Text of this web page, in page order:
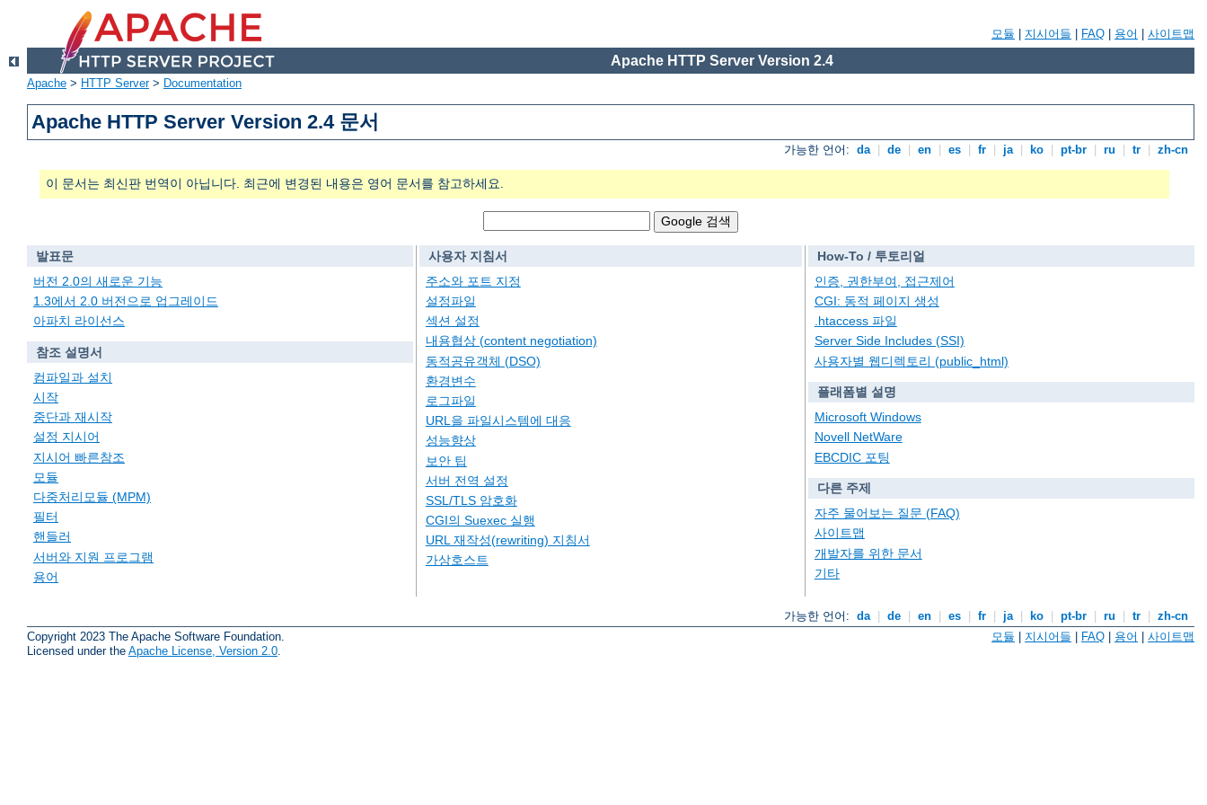
모듈 지시어들 FAQ 용어 사이트맵
Apache HTTP Server Version 2.4
Apache > HTTP Server> Documentation
Apache HTTP Server Version 2.4 문서
가능한 언어: da de en es fr ja ko pt-br ru tr zh-cn
이 문서는 최신판 번역이 아닙니다. 최근에 변경된 내용은 영어 문서를 참고하세요.
발표문
버전 2.0의 새로운 기능
1.3에서 2.0 버전으로 업그레이드
아파치 라이선스
참조 설명서
컴파일과 설치
시작
중단과 재시작
설정 지시어
지시어 빠른참조
모듈
다중처리모듈 (MPM)
필터
핸들러
서버와 지원 프로그램
용어
사용자 지침서
주소와 포트 지정
설정파일
섹션 설정
내용협상 (content negotiation)
동적공유객체 (DSO)
환경변수
로그파일
URL을 파일시스템에 대응
성능향상
보안 팁
서버 전역 설정
SSL/TLS 암호화
CGI의 Suexec 실행
URL 재작성(rewriting) 지침서
가상호스트
How-To / 투토리얼
인증, 권한부여, 접근제어
CGI: 동적 페이지 생성
.htaccess 파일
Server Side Includes (SSI)
사용자별 웹디렉토리 (public_html)
플래폼별 설명
Microsoft Windows
Novell NetWare
EBCDIC 포팅
다른 주제
자주 물어보는 질문 (FAQ)
사이트맵
개발자를 위한 문서
기타
가능한 언어: da de en es fr ja ko pt-br ru tr
zh-cn
Copyright 2023 The Apache Software Foundation.
Licensed under the Apache License, Version 2.0
모듈 | 지시어들 | FAQ | 용어 | 사이트맵